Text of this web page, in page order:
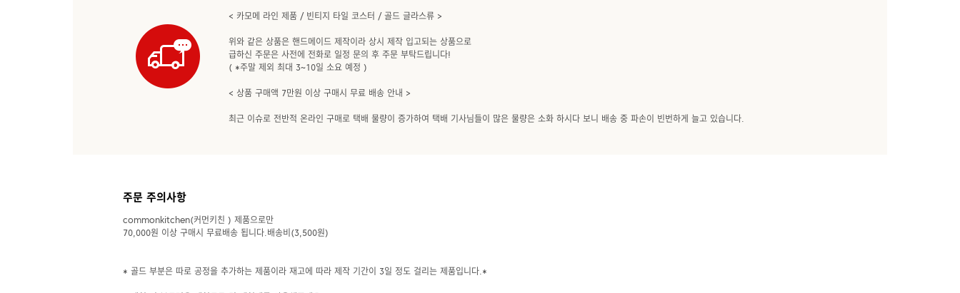
< 카모메 라인 제품 / 빈티지 타일 코스터 / 골드 글라스류 >
위와 같은 상품은 핸드메이드 제작이라 상시 제작 입고되는 상품으로
급하신 주문은 사전에 전화로 일정 문의 후 주문 부탁드립니다!
( *주말 제외 최대 3~10일 소요 예정 )
< 상품 구매액 7만원 이상 구매시 무료 배송 안내 >
최근 이슈로 전반적 온라인 구매로 택배 물량이 증가하여 택배 기사님들이 많은 물량은 소화 하시다 보니 배송 중 파손이 빈번하게 늘고 있습니다.
주문 주의사항
commonkitchen(커먼키친 ) 제품으로만
70,000원 이상 구매시 무료배송 됩니다.배송비(3,500원)
* 골드 부분은 따로 공정을 추가하는 제품이라 재고에 따라 제작 기간이 3일 정도 걸리는 제품입니다.*